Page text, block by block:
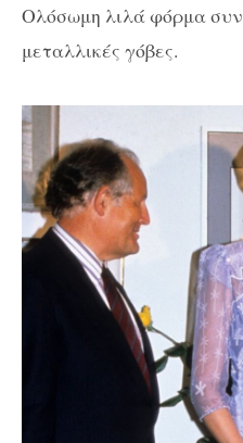
Ολόσωμη λιλά φόρμα
μεταλλικές γόβες.